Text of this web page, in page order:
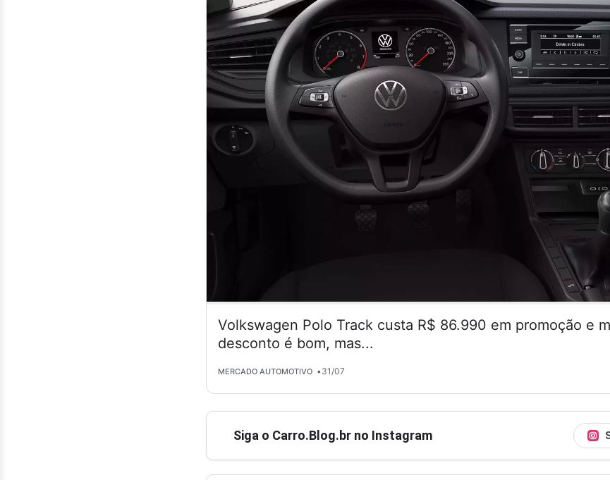
Volkswagen Polo Track custa R$ 86.990 em promoção e
desconto é bom, mas...
MERCADO AUTOMOTIVO •31/07
Siga o Carro.Blog.br no Instagram